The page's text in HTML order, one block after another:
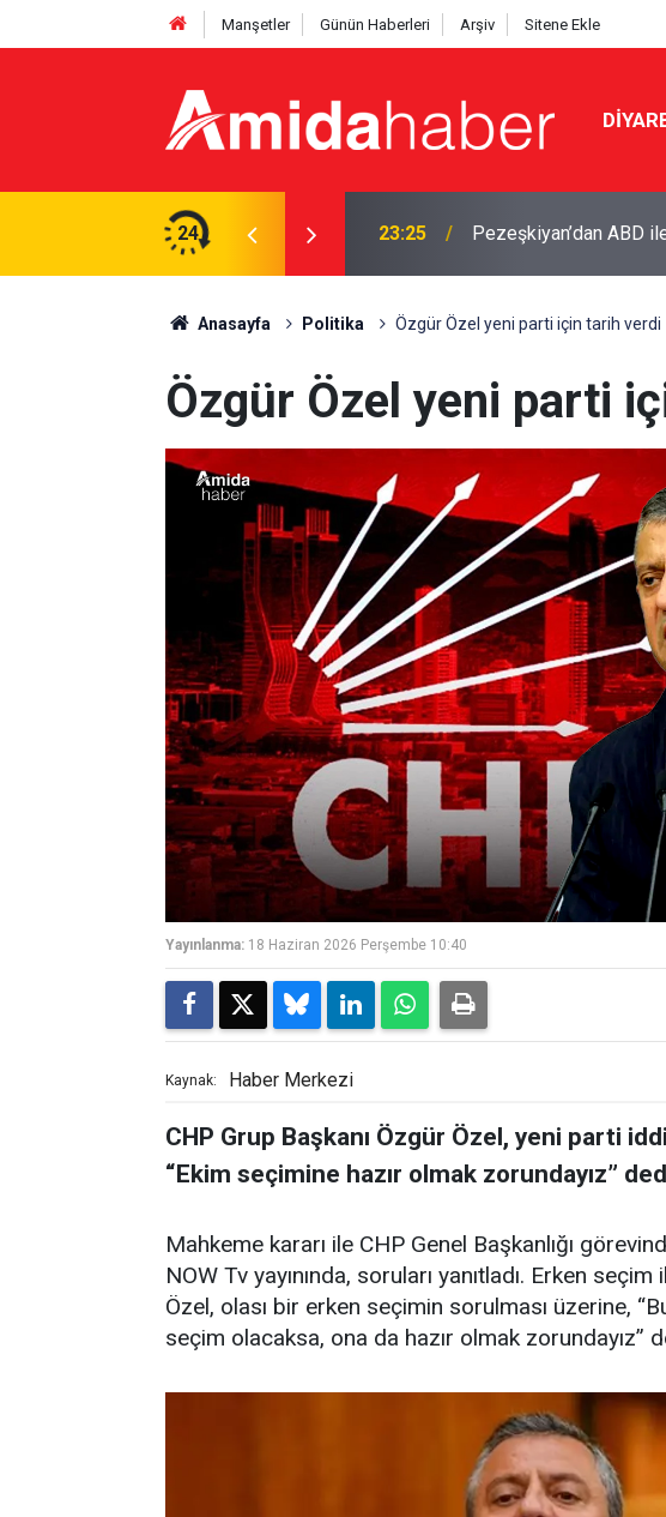
Manşetler Günün Haberleri Arşiv Sitene Ekle
24
‘Başım dik ayrılıyorum’ 23:25 Pezeşkiyan’dan ABD
Anasayfa Politika Özgür Özel yeni parti için tarih verdi
Özgür Özel yeni parti
Yayınlanma: 18 Haziran 2026 Perşembe 10:40
Kaynak: Haber Merkezi
CHP Grup Başkanı Özgür Özel, yeni parti
“Ekim seçimine hazır olmak zorundayız”
Mahkeme kararı ile CHP Genel Başkanlığı
NOW Tv yayınında, soruları yanıtladı. Erken
Özel, olası bir erken seçimin sorulması üzerine,
seçim olacaksa, ona da hazır olmak zorundayız”